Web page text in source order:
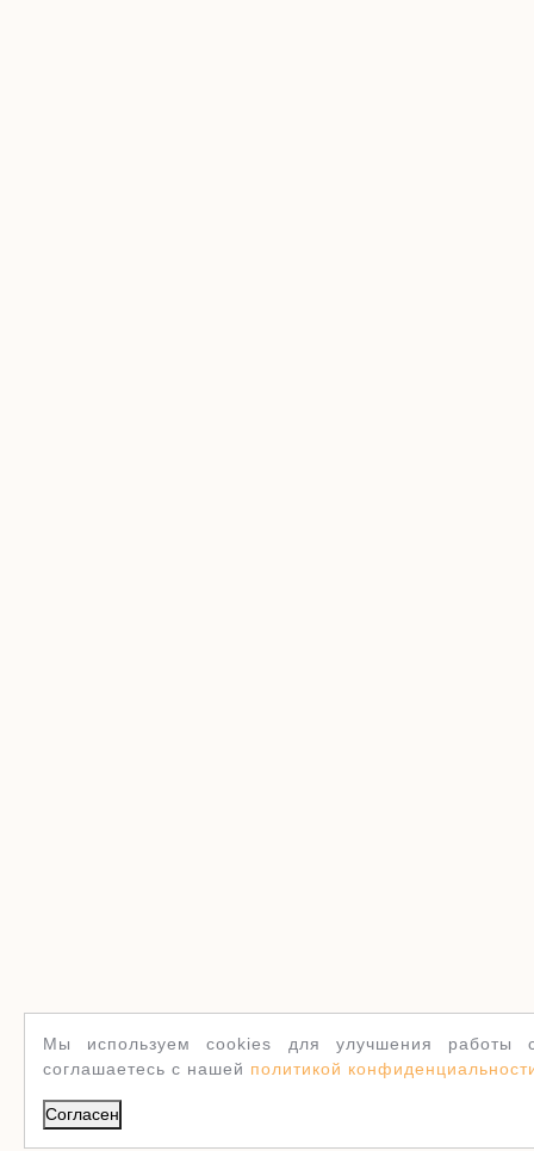
Мы используем cookies для улучшения работы
соглашаетесь с нашей политикой
Согласен